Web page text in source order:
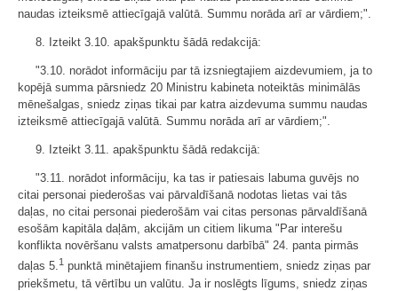
naudas izteiksmē attiecīgajā valūtā. Summu norāda arī ar vārdiem;".
8. Izteikt 3.10. apakšpunktu šādā redakcijā:
"3.10. norādot informāciju par tā izsniegtajiem aizdevumiem, ja to
kopējā summa pārsniedz 20 Ministru kabineta noteiktās minimālās
mēnešalgas, sniedz ziņas tikai par katra aizdevuma summu naudas
izteiksmē attiecīgajā valūtā. Summu norāda arī ar vārdiem;".
9. Izteikt 3.11. apakšpunktu šādā redakcijā:
"3.11. norādot informāciju, ka tas ir patiesais labuma guvējs no
citai personai piederošas vai pārvaldīšanā nodotas lietas vai tās
daļas, no citai personai piederošām vai citas personas pārvaldīšanā
esošām kapitāla daļām, akcijām un citiem likuma "Par interešu
konflikta novēršanu valsts amatpersonu darbībā" 24. panta pirmās
daļas 5.1 punktā minētajiem finanšu instrumentiem, sniedz ziņas par
priekšmetu, tā vērtību un valūtu. Ja ir noslēgts līgums, sniedz ziņas